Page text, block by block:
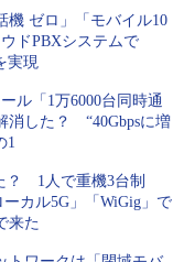
機 ゼロ」「モバイル10
ドPBXシステムで
実現
ル「1万6000台同時通
消した？ “40Gbpsに増
1
？ 1人で重機3台制
カル5G」「WiGig」で
来た